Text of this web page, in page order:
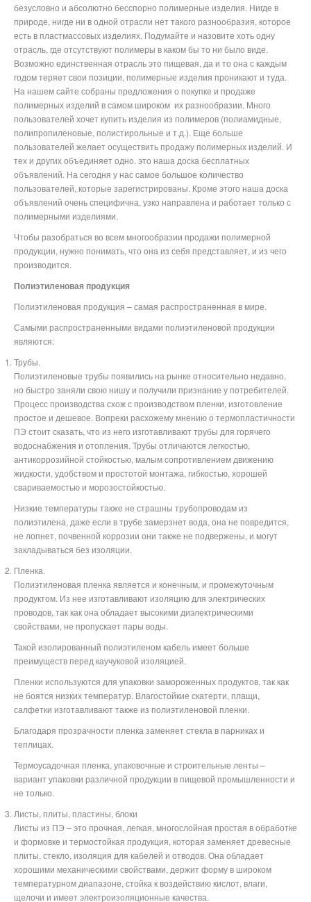
безусловно и абсолютно бесспорно полимерные изделия. Нигде в
природе, нигде ни в одной отрасли нет такого разнообразия, которое
есть в пластмассовых изделиях. Подумайте и назовите хоть одну
отрасль, где отсутствуют полимеры в каком бы то ни было виде.
Возможно единственная отрасль это пищевая, да и то она с каждым
годом теряет свои позиции, полимерные изделия проникают и туда.
На нашем сайте собраны предложения о покупке и продаже
полимерных изделий в самом широком их разнообразии. Много
пользователей хочет купить изделия из полимеров (полиамидные,
полипропиленовые, полистирольные и т.д.). Еще больше
пользователей желает осуществить продажу полимерных изделий. И
тех и других объединяет одно. это наша доска бесплатных
объявлений. На сегодня у нас самое большое количество
пользователей, которые зарегистрированы. Кроме этого наша доска
объявлений очень специфична, узко направлена и работает только с
полимерными изделиями.
Чтобы разобраться во всем многообразии продажи полимерной
продукции, нужно понимать, что она из себя представляет, и из чего
производится.
Полиэтиленовая продукция
Полиэтиленовая продукция – самая распространенная в мире.
Самыми распространенными видами полиэтиленовой продукции
являются:
Трубы.
Полиэтиленовые трубы появились на рынке относительно недавно,
но быстро заняли свою нишу и получили признание у потребителей.
Процесс производства схож с производством пленки, изготовление
простое и дешевое. Вопреки расхожему мнению о термопластичности
ПЭ стоит сказать, что из него изготавливают трубы для горячего
водоснабжения и отопления. Трубы отличаются легкостью,
антикоррозийной стойкостью, малым сопротивлением движению
жидкости, удобством и простотой монтажа, гибкостью, хорошей
свариваемостью и морозостойкостью.
Низкие температуры также не страшны трубопроводам из
полиэтилена, даже если в трубе замерзнет вода, она не повредится,
не лопнет, почвенной коррозии они также не подвержены, и могут
закладываться без изоляции.
Пленка.
Полиэтиленовая пленка является и конечным, и промежуточным
продуктом. Из нее изготавливают изоляцию для электрических
проводов, так как она обладает высокими диэлектрическими
свойствами, не пропускает пары воды.
Такой изолированный полиэтиленом кабель имеет больше
преимуществ перед каучуковой изоляцией.
Пленки используются для упаковки замороженных продуктов, так как
не боятся низких температур. Влагостойкие скатерти, плащи,
салфетки изготавливают также из полиэтиленовой пленки.
Благодаря прозрачности пленка заменяет стекла в парниках и
теплицах.
Термоусадочная пленка, упаковочные и строительные ленты –
вариант упаковки различной продукции в пищевой промышленности и
не только.
Листы, плиты, пластины, блоки
Листы из ПЭ – это прочная, легкая, многослойная простая в обработке
и формовке и термостойкая продукция, которая заменяет древесные
плиты, стекло, изоляция для кабелей и отводов. Она обладает
хорошими механическими свойствами, держит форму в широком
температурном диапазоне, стойка к воздействию кислот, влаги,
щелочи и имеет электроизоляционные качества.